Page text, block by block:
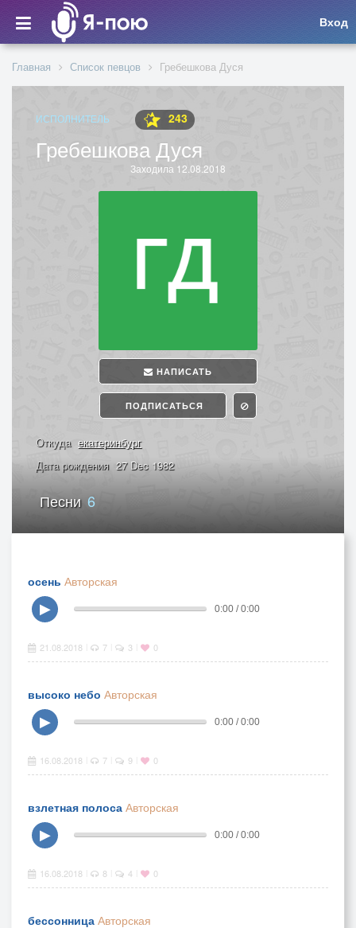
Вход
Главная Список певцов Гребешкова Дуся
ИСПОЛНИТЕЛЬ 243
Гребешкова Дуся
Заходила 12.08.2018
НАПИСАТЬ
ПОДПИСАТЬСЯ
Откуда екатеринбург
Дата рождения 27 Dec 1982
Песни6
осень Авторская
▶
0:00 / 0:00
21.08.2018 7 3 0
высоко небо Авторская
▶
0:00 / 0:00
16.08.2018 7 9 0
взлетная полоса Авторская
▶
0:00 / 0:00
16.08.2018 8 4 0
бессонница Авторская